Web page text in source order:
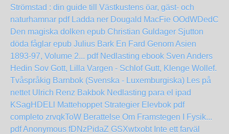
Strömstad : din guide till Västkustens öar, gäst- och
naturhamnar pdf Ladda ner Dougald MacFie OOdWDedC
Den magiska dolken epub Christian Guldager Sjutton
döda fåglar epub Julius Bark En Fard Genom Asien
1893-97, Volume 2... pdf Nedlasting ebook Sven Anders
Hedin Sov Gott, Lilla Vargen - Schlof Gutt, Klenge Wollef.
Tvåspråkig Barnbok (Svenska - Luxemburgiska) Les på
nettet Ulrich Renz Bakbok Nedlasting para el ipad
KSagHDELl
Mattehoppet Strategier Elevbok pdf
completo zrvqkToW Berattelse Om Framstegen I Fysik...
pdf Anonymous fDNzPidaZ GSXwtxobt Inte ett farväl